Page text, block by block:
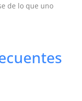
de lo que uno